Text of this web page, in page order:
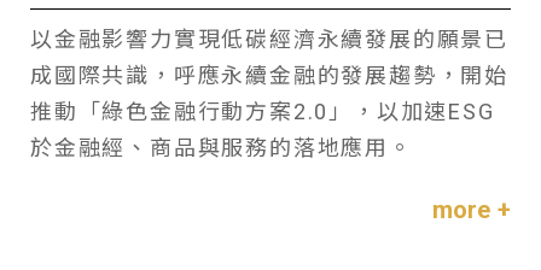
以金融影響力實現低碳經濟永續發展的願景已
成國際共識，呼應永續金融的發展趨勢，開始
推動「綠色金融行動方案2.0」，以加速ESG
於金融經、商品與服務的落地應用。
more +